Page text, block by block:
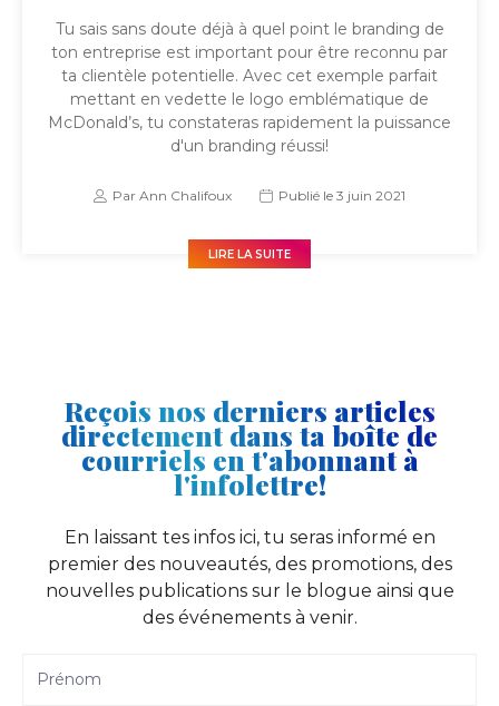
Tu sais sans doute déjà à quel point le branding de
ton entreprise est important pour être reconnu par
ta clientèle potentielle. Avec cet exemple parfait
mettant en vedette le logo emblématique de
McDonald’s, tu constateras rapidement la puissance
d'un branding réussi!
Par Ann Chalifoux Publié le 3 juin 2021
LIRE LA SUITE
Reçois nos derniers articles
directement dans ta boîte de
courriels en t'abonnant à
l'infolettre!
En laissant tes infos ici, tu seras informé en
premier des nouveautés, des promotions, des
nouvelles publications sur le blogue ainsi que
des événements à venir.